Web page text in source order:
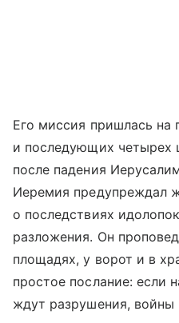
Его миссия пришлась на
и последующих четырех
после падения
Иеремия предупреждал
о последствиях
разложения. Он
площадях, у ворот и в
простое послание: если
ждут разрушения, войны